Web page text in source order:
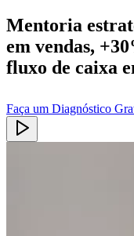
Mentoria
em vendas,
fluxo de caixa
Faça um Diagnóstico